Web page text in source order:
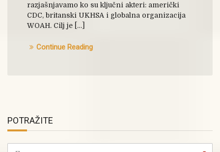
razjašnjavamo ko su ključni akteri: američki
CDC, britanski UKHSA i globalna organizacija
WOAH. Cilj je […]
Continue Reading
POTRAŽITE